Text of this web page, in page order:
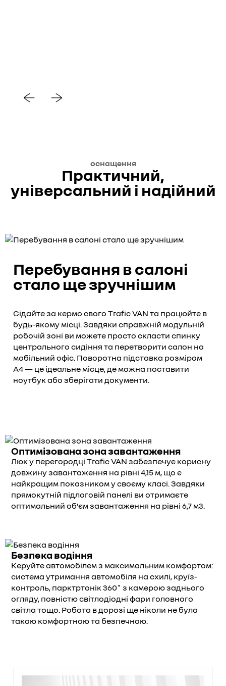
оснащення
Практичний,
універсальний і надійний
Перебування в салоні
стало ще зручнішим
Сідайте за кермо свого Trafic VAN та працюйте в
будь-якому місці. Завдяки справжній модульній
робочій зоні ви можете просто скласти спинку
центрального сидіння та перетворити салон на
мобільний офіс. Поворотна підставка розміром
A4 — це ідеальне місце, де можна поставити
ноутбук або зберігати документи.
Оптимізована зона завантаження
Люк у перегородці Trafic VAN забезпечує корисну
довжину завантаження на рівні 4,15 м, що є
найкращим показником у своєму класі. Завдяки
прямокутній підлоговій панелі ви отримаєте
оптимальний об’єм завантаження на рівні 6,7 м3.
Безпека водіння
Керуйте автомобілем з максимальним комфортом:
система утримання автомобіля на схилі, круїз-
контроль, парктртонік 360˚ з камерою заднього
огляду, повністю світлодіодні фари головного
світла тощо. Робота в дорозі ще ніколи не була
такою комфортною та безпечною.